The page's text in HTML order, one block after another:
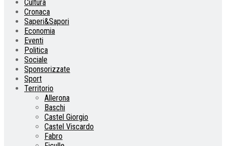
Cultura
Cronaca
Saperi&Sapori
Economia
Eventi
Politica
Sociale
Sponsorizzate
Sport
Territorio
Allerona
Baschi
Castel Giorgio
Castel Viscardo
Fabro